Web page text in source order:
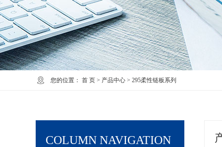
您的位置： 首 页 > 产品中心 > 295柔性链板系列
COLUMN NAVIGATION